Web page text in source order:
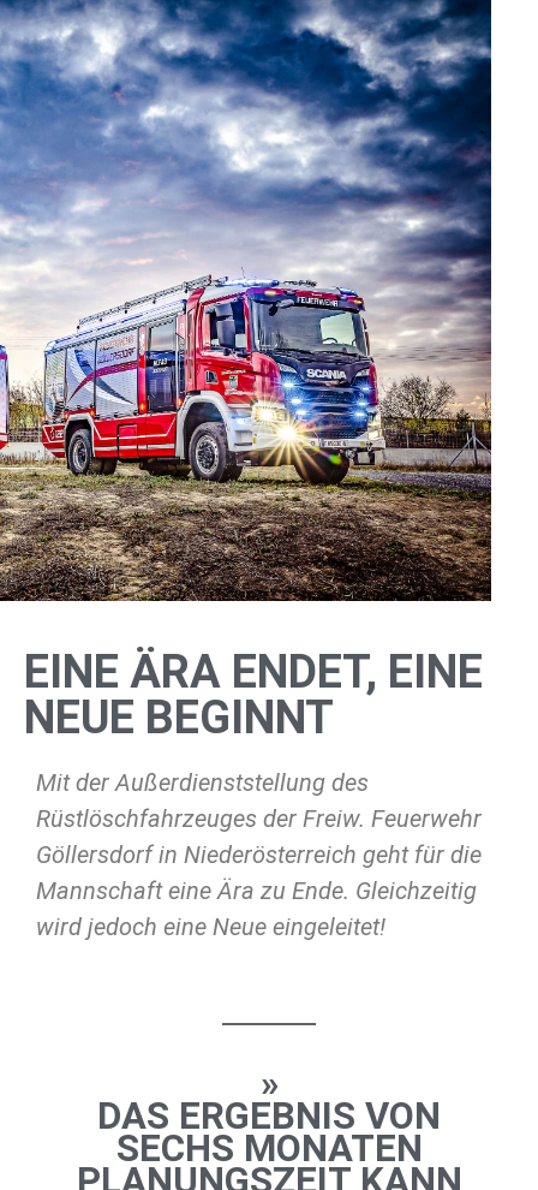
EINE ÄRA ENDET, EINE
NEUE BEGINNT
Mit der Außerdienststellung des
Rüstlöschfahrzeuges der Freiw. Feuerwehr
Göllersdorf in Niederösterreich geht für die
Mannschaft eine Ära zu Ende. Gleichzeitig
wird jedoch eine Neue eingeleitet!
»
DAS ERGEBNIS VON
SECHS MONATEN
PLANUNGSZEIT KANN